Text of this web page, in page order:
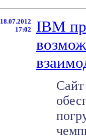
18.07.2012
17:02
IBM